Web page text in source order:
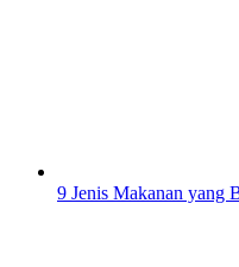
9 Jenis Makanan yang